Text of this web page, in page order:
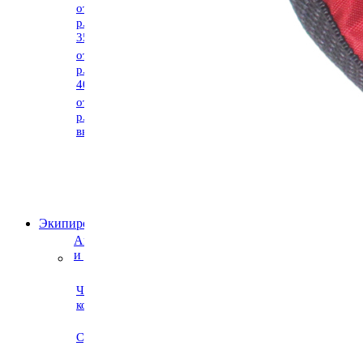
от 2500
р. до
3500 р.
от 3500
р. до
4000 р.
от 4000
р. и
выше
Экипировка и услуги
Аксессуары
и услуги
Чехлы для
коньков
Сумки